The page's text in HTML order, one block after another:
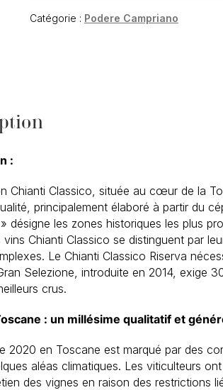
DOCG
(75cl)
Catégorie : Podere Campriano
:
Chianti Classico, située au cœur de la
principalement élaboré à partir du
désigne les zones historiques les plus
vins Chianti Classico se distinguent par
Le Chianti Classico Riserva
Selezione, introduite en 2014, exige
crus.
: un millésime qualitatif et
2020 en Toscane est marqué par des
aléas climatiques. Les viticulteurs
des vignes en raison des restrictions